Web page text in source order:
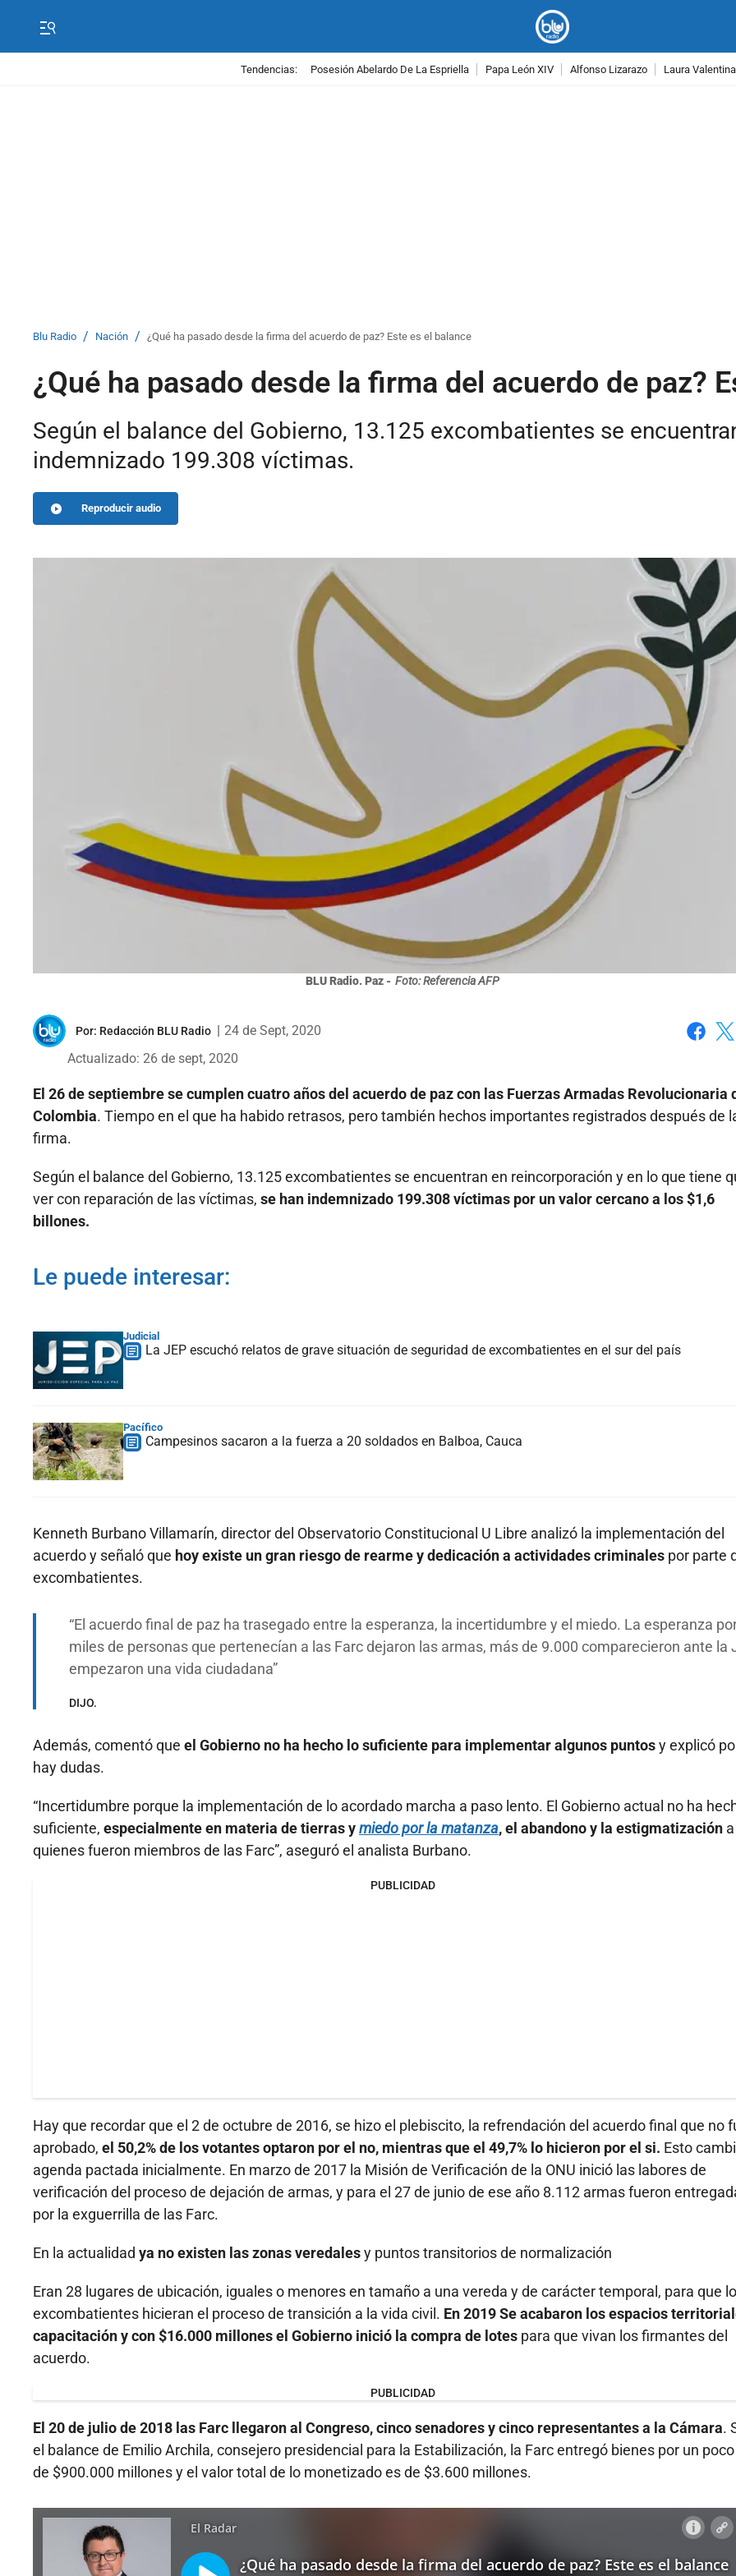
Tendencias: Posesión Abelardo De La Espriella Papa León XIV Alfonso Lizarazo Laura
Blu Radio / Nación / ¿Qué ha pasado desde la firma del acuerdo de paz? Este es el balance
¿Qué ha pasado desde la firma del acuerdo de paz?
Según el balance del Gobierno, 13.125 excombatientes se
indemnizado 199.308 víctimas.
Reproducir audio
BLU Radio. Paz - Foto: Referencia AFP
Por: Redacción BLU Radio
24 de Sept, 2020
Actualizado: 26 de sept, 2020
El 26 de septiembre se cumplen cuatro años del acuerdo de paz con las Fuerzas Armadas Revolucionaria
Colombia. Tiempo en el que ha habido retrasos, pero también hechos importantes registrados después de
firma.
Según el balance del Gobierno, 13.125 excombatientes se encuentran en reincorporación y en lo que tiene
ver con reparación de las víctimas, se han indemnizado 199.308 víctimas por un valor cercano a los $1,6
billones.
Le puede interesar:
Judicial
La JEP escuchó relatos de grave situación de seguridad de excombatientes en el sur del país
Pacífico
Campesinos sacaron a la fuerza a 20 soldados en Balboa, Cauca
Kenneth Burbano Villamarín, director del Observatorio Constitucional U Libre analizó la implementación del
acuerdo y señaló que hoy existe un gran riesgo de rearme y dedicación a actividades criminales por parte
excombatientes.
El acuerdo final de paz ha trasegado entre la esperanza, la incertidumbre y el miedo. La esperanza
miles de personas que pertenecían a las Farc dejaron las armas, más de 9.000 comparecieron ante la
empezaron una vida ciudadana
DIJO.
Además, comentó que el Gobierno no ha hecho lo suficiente para implementar algunos puntosy explicó
hay dudas.
“Incertidumbre porque la implementación de lo acordado marcha a paso lento. El Gobierno actual no ha
suficiente, especialmente en materia de tierras ymiedo por la matanza, el abandono y la estigmatización a
quienes fueron miembros de las Farc”, aseguró el analista Burbano.
PUBLICIDAD
Hay que recordar que el 2 de octubre de 2016, se hizo el plebiscito, la refrendación del acuerdo final que no
aprobado, el 50,2% de los votantes optaron por el no, mientras que el 49,7% lo hicieron por el si. Esto
agenda pactada inicialmente. En marzo de 2017 la Misión de Verificación de la ONU inició las labores de
verificación del proceso de dejación de armas, y para el 27 de junio de ese año 8.112 armas fueron
por la exguerrilla de las Farc.
En la actualidad ya no existen las zonas veredalesy puntos transitorios de normalización
Eran 28 lugares de ubicación, iguales o menores en tamaño a una vereda y de carácter temporal, para que
excombatientes hicieran el proceso de transición a la vida civil. En 2019 Se acabaron los espacios
capacitación y con $16.000 millones el Gobierno inició la compra de lotes para que vivan los firmantes del
acuerdo.
PUBLICIDAD
El 20 de julio de 2018 las Farc llegaron al Congreso, cinco senadores y cinco representantes a la Cámara.
el balance de Emilio Archila, consejero presidencial para la Estabilización, la Farc entregó bienes por un
de $900.000 millones y el valor total de lo monetizado es de $3.600 millones.